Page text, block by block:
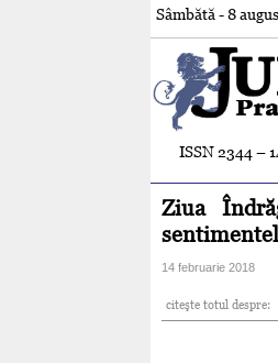
Sâmbătă - 8
ISSN 2344 –
Ziua
14 februarie 2018
citeşte totul despre: